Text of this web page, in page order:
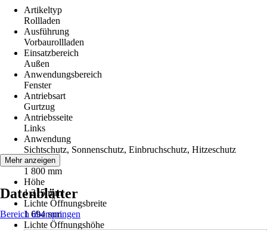
Artikeltyp
Rollladen
Ausführung
Vorbaurollladen
Einsatzbereich
Außen
Anwendungsbereich
Fenster
Antriebsart
Gurtzug
Antriebsseite
Links
Anwendung
Sichtschutz, Sonnenschutz, Einbruchschutz, Hitzeschutz
Breite
1 800 mm
Höhe
1 215 mm
Lichte Öffnungsbreite
1 694 mm
Lichte Öffnungshöhe
Mehr anzeigen
Datenblätter
Bereich überspringen